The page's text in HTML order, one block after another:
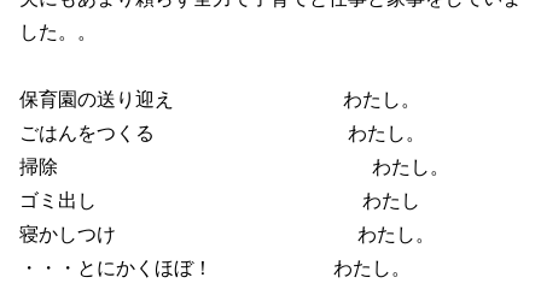
した。。
保育園の送り迎え わたし。
ごはんをつくる わたし。
掃除 わたし。
ゴミ出し わたし
寝かしつけ わたし。
・・・とにかくほぼ！ わたし。